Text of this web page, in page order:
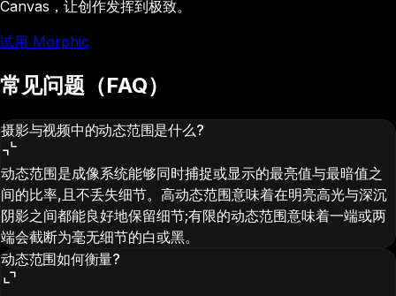
Canvas，让创作发挥到极致。
试用 Morphic
常见问题（FAQ）
摄影与视频中的动态范围是什么?
动态范围是成像系统能够同时捕捉或显示的最亮值与最暗值之
间的比率,且不丢失细节。高动态范围意味着在明亮高光与深沉
阴影之间都能良好地保留细节;有限的动态范围意味着一端或两
端会截断为毫无细节的白或黑。
动态范围如何衡量?